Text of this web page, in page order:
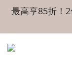
最高享85折！